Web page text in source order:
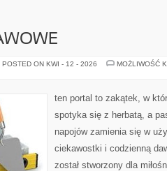
POSTED ON KWI - 12 - 2026
MOŻLIWOŚĆ
ten portal to zakątek, w
spotyka się z herbatą, a
napojów zamienia się w
ciekawostki i codzienną
został stworzony dla